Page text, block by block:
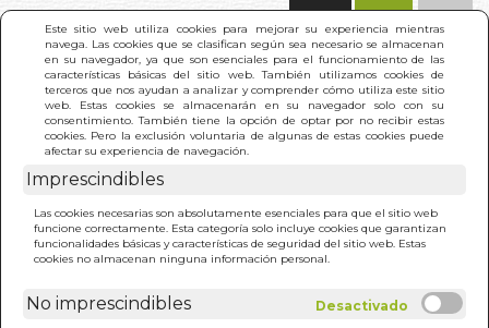
Este sitio web utiliza cookies para mejorar su experiencia mientras
navega. Las cookies que se clasifican según sea necesario se almacenan
en su navegador, ya que son esenciales para el funcionamiento de las
características básicas del sitio web. También utilizamos cookies de
terceros que nos ayudan a analizar y comprender cómo utiliza este sitio
web. Estas cookies se almacenarán en su navegador solo con su
consentimiento. También tiene la opción de optar por no recibir estas
cookies. Pero la exclusión voluntaria de algunas de estas cookies puede
afectar su experiencia de navegación.
Imprescindibles
Las cookies necesarias son absolutamente esenciales para que el sitio web
funcione correctamente. Esta categoría solo incluye cookies que garantizan
funcionalidades básicas y características de seguridad del sitio web. Estas
cookies no almacenan ninguna información personal.
No imprescindibles
INICIO > ESCRIBIR LA CORTE DE FELIPE IV